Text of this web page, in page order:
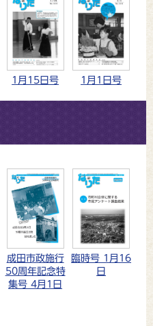
1月15日号 1月1日号
成田市政施行
50周年記念特
集号 4月1日
臨時号 1月16
日